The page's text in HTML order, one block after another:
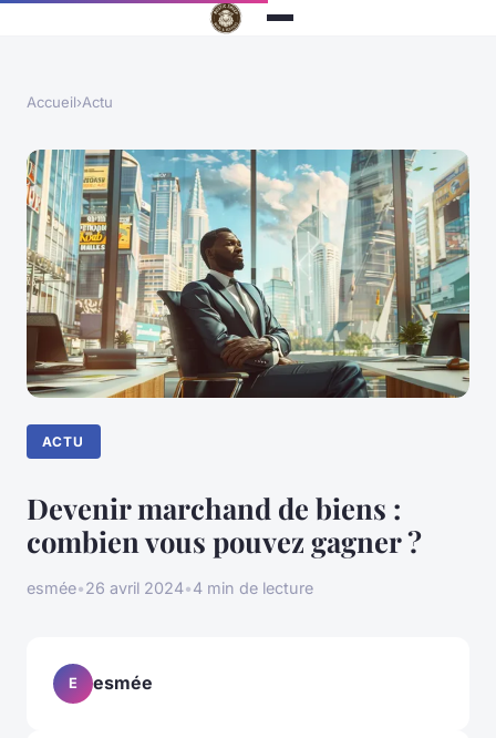
Accueil›Actu
ACTU
Devenir marchand de biens :
combien vous pouvez gagner ?
esmée•26 avril 2024•4 min de lecture
E esmée